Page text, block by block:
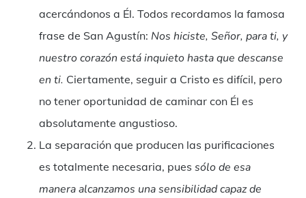
acercándonos a Él. Todos recordamos la famosa
frase de San Agustín: Nos hiciste, Señor, para ti, y
nuestro corazón está inquieto hasta que descanse
en ti. Ciertamente, seguir a Cristo es difícil, pero
no tener oportunidad de caminar con Él es
absolutamente angustioso.
La separación que producen las purificaciones
es totalmente necesaria, pues sólo de esa
manera alcanzamos una sensibilidad capaz de